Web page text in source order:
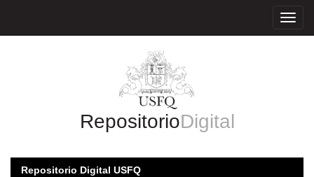
RepositorioDigital
Repositorio Digital USFQ